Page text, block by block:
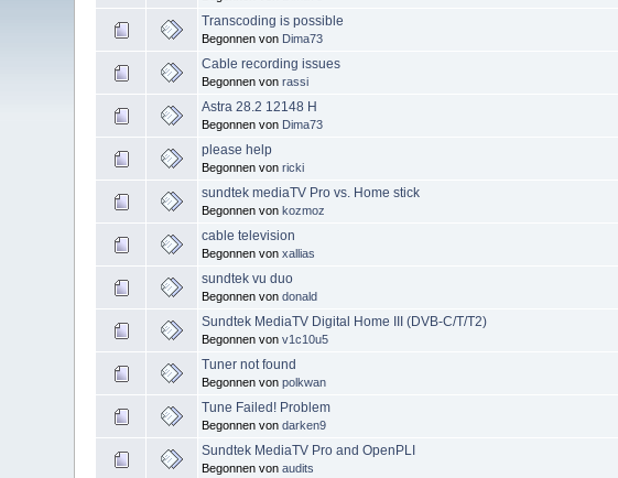
Transcoding is possible
Begonnen von Dima73
Cable recording issues
Begonnen vonrassi
Astra 28.2 12148 H
Begonnen von Dima73
please help
Begonnen vonricki
sundtek mediaTV Pro vs. Home stick
Begonnen vonkozmoz
cable television
Begonnen vonxallias
sundtek vu duo
Begonnen vondonald
Sundtek MediaTV Digital Home III (DVB-C/T/T2)
Begonnen vonv1c10u5
Tuner not found
Begonnen vonpolkwan
Tune Failed! Problem
Begonnen vondarken9
Sundtek MediaTV Pro and OpenPLI
Begonnen vonaudits